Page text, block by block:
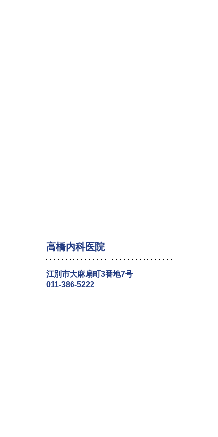
高橋内科医院
江別市大麻扇町3番地7号
011-386-5222